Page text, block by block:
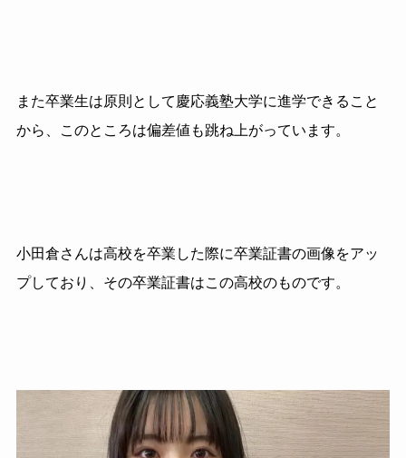
また卒業生は原則として慶応義塾大学に進学できること
から、このところは偏差値も跳ね上がっています。
小田倉さんは高校を卒業した際に卒業証書の画像をアッ
プしており、その卒業証書はこの高校のものです。